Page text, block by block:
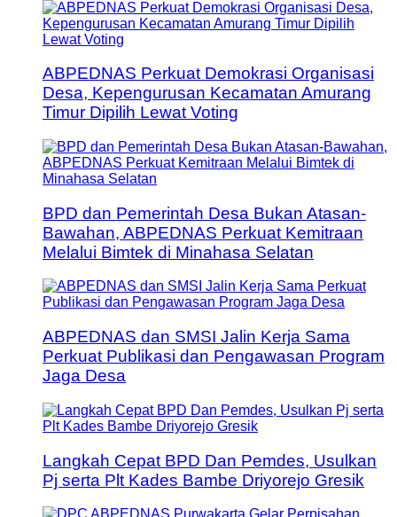
ABPEDNAS Perkuat Demokrasi Organisasi
Desa, Kepengurusan Kecamatan Amurang
Timur Dipilih Lewat Voting
BPD dan Pemerintah Desa Bukan Atasan-
Bawahan, ABPEDNAS Perkuat Kemitraan
Melalui Bimtek di Minahasa Selatan
ABPEDNAS dan SMSI Jalin Kerja Sama
Perkuat Publikasi dan Pengawasan Program
Jaga Desa
Langkah Cepat BPD Dan Pemdes, Usulkan
Pj serta Plt Kades Bambe Driyorejo Gresik